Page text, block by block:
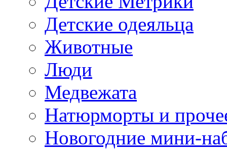
Детские одеяльца
Животные
Люди
Медвежата
Натюрморты и
Новогодние мини-